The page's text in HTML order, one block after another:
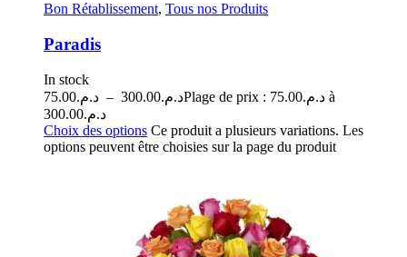
Bon Rétablissement, Tous nos Produits
Paradis
In stock
د.م.75.00 – د.م.300.00
Plage de prix : د.م.75.00 à
د.م.300.00
Choix des options Ce produit a plusieurs variations. Les
options peuvent être choisies sur la page du produit